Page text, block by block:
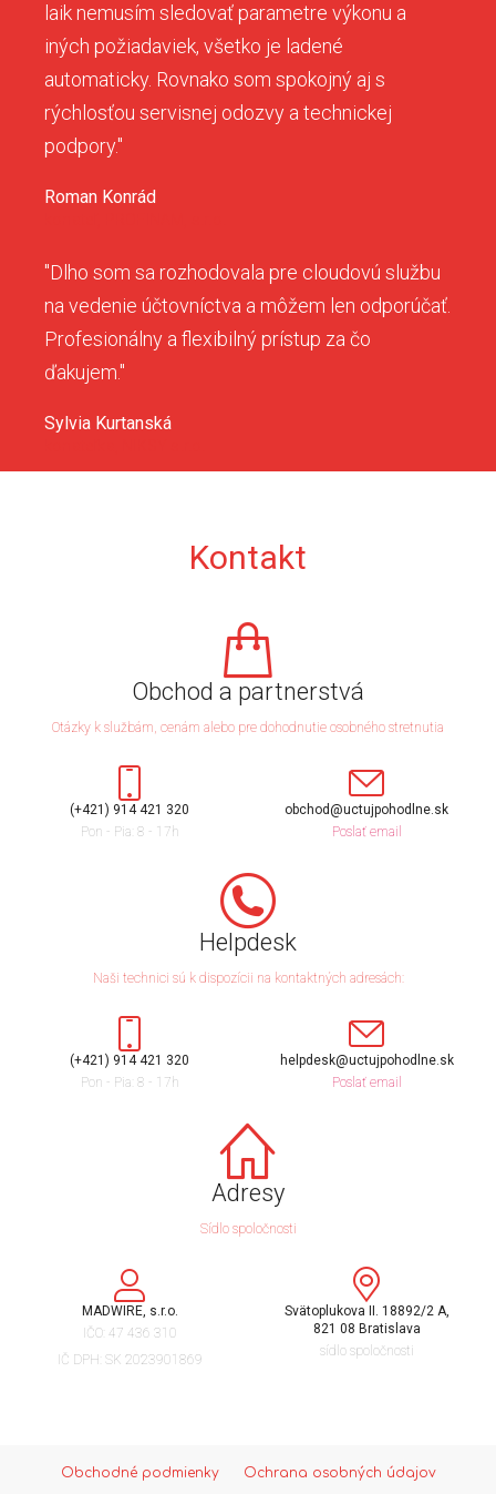
laik nemusím sledovať parametre výkonu a
iných požiadaviek, všetko je ladené
automaticky. Rovnako som spokojný aj s
rýchlosťou servisnej odozvy a technickej
podpory."
Roman Konrád
"Dlho som sa rozhodovala pre cloudovú službu
na vedenie účtovníctva a môžem len odporúčať.
Profesionálny a flexibilný prístup za čo
ďakujem."
Sylvia Kurtanská
Kontakt
Obchod a partnerstvá
Otázky k službám, cenám alebo pre dohodnutie osobného stretnutia
(+421) 914 421 320
Pon - Pia: 8 - 17h
obchod@uctujpohodlne.sk
Poslať email
Helpdesk
Naši technici sú k dispozícii na kontaktných adresách:
(+421) 914 421 320
Pon - Pia: 8 - 17h​
helpdesk@uctujpohodlne.sk
Poslať email
Adresy
Sídlo spoločnosti
MADWIRE, s.r.o.
IČO: 47 436 310
IČ DPH: SK 2023901869
Svätoplukova II. 18892/2 A,
821 08 Bratislava
sídlo spoločnosti
Obchodné podmienky Ochrana osobných údajov